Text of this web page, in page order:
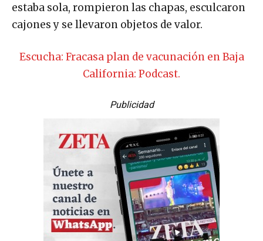
estaba sola, rompieron las chapas, esculcaron
cajones y se llevaron objetos de valor.
Escucha: Fracasa plan de vacunación en Baja
California: Podcast.
Publicidad